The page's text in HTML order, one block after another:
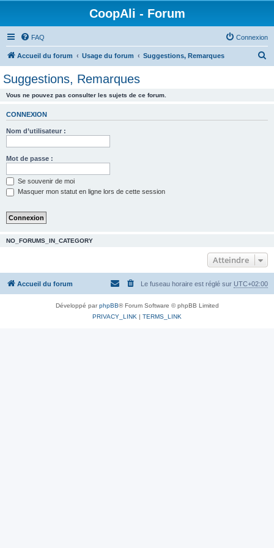
CoopAli - Forum
FAQ Connexion
Accueil du forum Usage du forum Suggestions, Remarques
Suggestions, Remarques
Vous ne pouvez pas consulter les sujets de ce forum.
CONNEXION
Nom d’utilisateur :
Mot de passe :
Se souvenir de moi
Masquer mon statut en ligne lors de cette session
NO_FORUMS_IN_CATEGORY
Atteindre
Accueil du forum Le fuseau horaire est réglé sur UTC+02:00
Développé parphpBB® Forum Software © phpBB Limited
PRIVACY_LINK | TERMS_LINK